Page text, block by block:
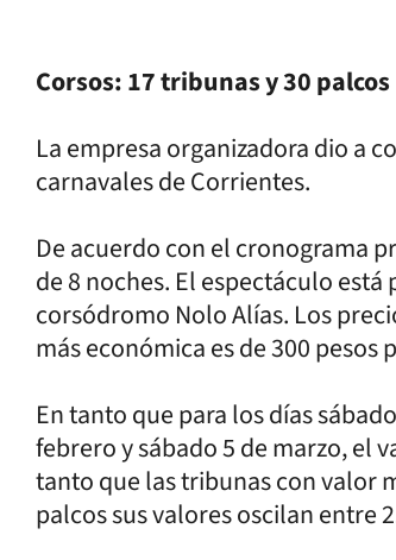
Corsos: 17 tribunas y 30 palcos
La empresa organizadora dio a
carnavales de Corrientes.
De acuerdo con el cronograma
de 8 noches. El espectáculo
corsódromo Nolo Alías. Los
más económica es de 300 pesos
En tanto que para los días
febrero y sábado 5 de marzo, el
tanto que las tribunas con valor
palcos sus valores oscilan entre